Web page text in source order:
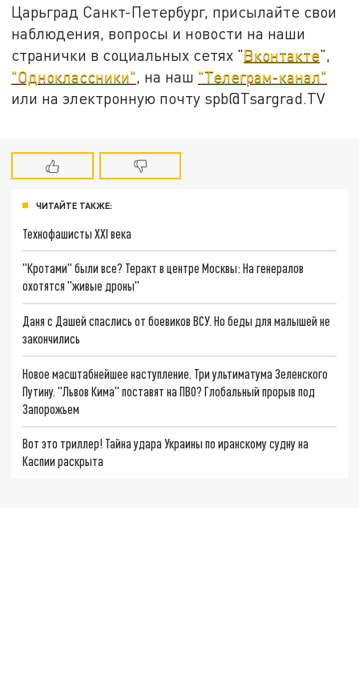
Царьград Санкт-Петербург, присылайте свои
наблюдения, вопросы и новости на наши
странички в социальных сетях "Вконтакте",
"Одноклассники", на наш "Телеграм-канал"
или на электронную почту spb@Tsargrad.TV
ЧИТАЙТЕ ТАКЖЕ:
Технофашисты XXI века
"Кротами" были все? Теракт в центре Москвы: На генералов
охотятся "живые дроны"
Даня с Дашей спаслись от боевиков ВСУ. Но беды для малышей не
закончились
Новое масштабнейшее наступление. Три ультиматума Зеленского
Путину. "Львов Кима" поставят на ПВО? Глобальный прорыв под
Запорожьем
Вот это триллер! Тайна удара Украины по иранскому судну на
Каспии раскрыта